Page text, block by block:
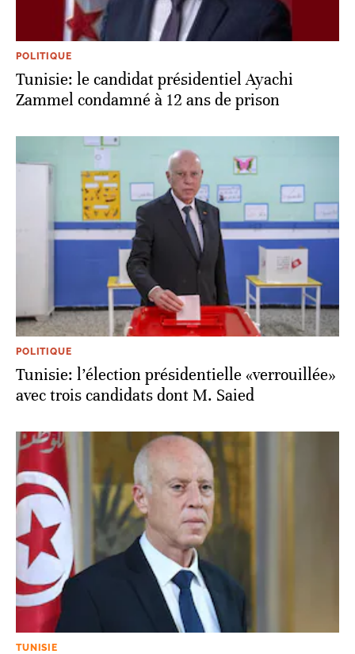
POLITIQUE
Tunisie: le candidat présidentiel Ayachi
Zammel condamné à 12 ans de prison
POLITIQUE
Tunisie: l’élection présidentielle «verrouillée»
avec trois candidats dont M. Saied
TUNISIE